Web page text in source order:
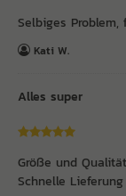
Selbiges
Kati W.
Alles super
Größe und
Schnelle Lieferung